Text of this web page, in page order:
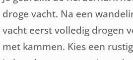
droge vacht. Na een
vacht eerst volledig drogen
met kammen. Kies een